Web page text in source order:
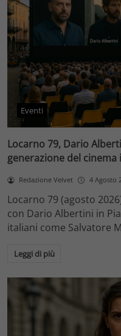
Eventi
Locarno 79, Dario
generazione del cinema
Redazione Velvet 4 Agosto
Locarno 79 (agosto
con Dario Albertini in
italiani come Salvatore
Leggi di più